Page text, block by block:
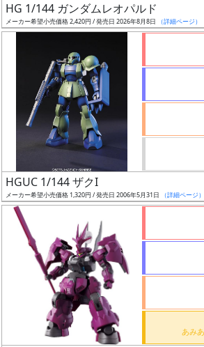
ー
ズ・
タ
HG 1/144 ガンダムレオパルド
メーカー希望小売価格 2,420円 / 発売日 2026年8月8日 （詳細ページ）
HGUC 1/144 ザクI
メーカー希望小売価格 1,320円 / 発売日 2006年5月31日 （詳細ページ）